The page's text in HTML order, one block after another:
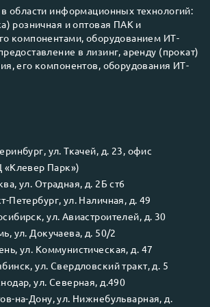
области информационных технологий:
розничная и оптовая ПАК и
компонентами, оборудованием ИТ-
в лизинг, аренду (прокат)
его компонентов, оборудования ИТ-
, ул.Ткачей, д. 23, офис
«Клевер Парк»)
, ул. Отрадная, д. 2Б ст6
Петербург, ул. Наличная, д. 49
, ул. Авиастроителей, д. 30
, ул. Докучаева, д. 50/2
, ул. Коммунистическая, д. 47
, ул. Свердловский тракт, д. 5
, ул. Северная, д.490
на-Дону, ул. Нижнебульварная, д.